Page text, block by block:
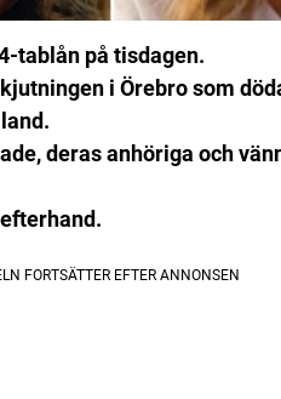
tablån på tisdagen.
i Örebro som
deras anhöriga och